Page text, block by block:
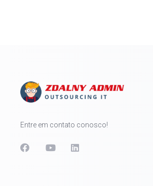
Entre em contato conosco!